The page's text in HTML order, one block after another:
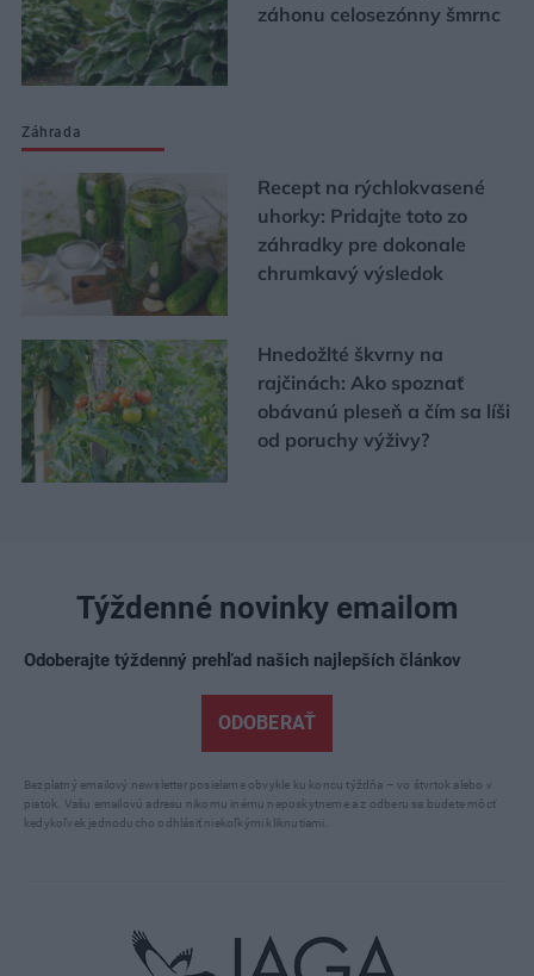
záhonu celosezónny šmrnc
Záhrada
Recept na rýchlokvasené
uhorky: Pridajte toto zo
záhradky pre dokonale
chrumkavý výsledok
Hnedožlté škvrny na
rajčinách: Ako spoznať
obávanú pleseň a čím sa líši
od poruchy výživy?
Týždenné novinky emailom
Odoberajte týždenný prehľad našich najlepších článkov
ODOBERAŤ
Bezplatný emailový newsletter posielame obvykle ku koncu týždňa – vo štvrtok alebo v
piatok. Vašu emailovú adresu nikomu inému neposkytneme a z odberu sa budete môcť
kedykoľvek jednoducho odhlásiť niekoľkými kliknutiami.